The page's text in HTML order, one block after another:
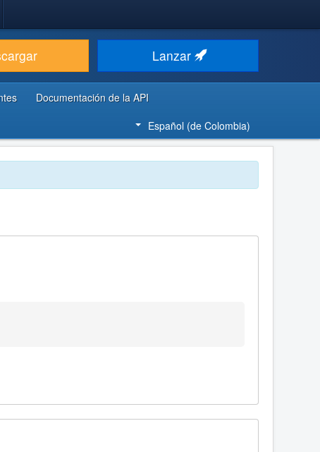
Lanzar
Documentación de la API
Español (de Colombia)